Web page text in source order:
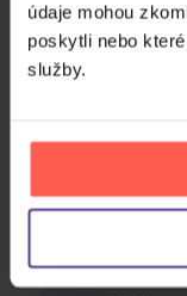
údaje mohou
poskytli nebo
služby.
100°C
The 1975